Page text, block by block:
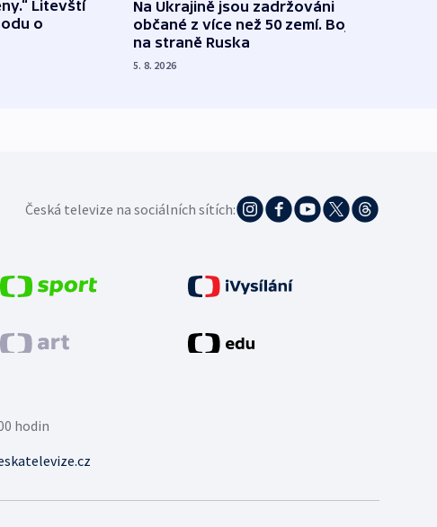
Litevští
o
Na Ukrajině jsou zadržováni
občané z více než 50 zemí. Bojovali
na straně Ruska
5. 8. 2026
Česká televize na sociálních sítích:
hodin